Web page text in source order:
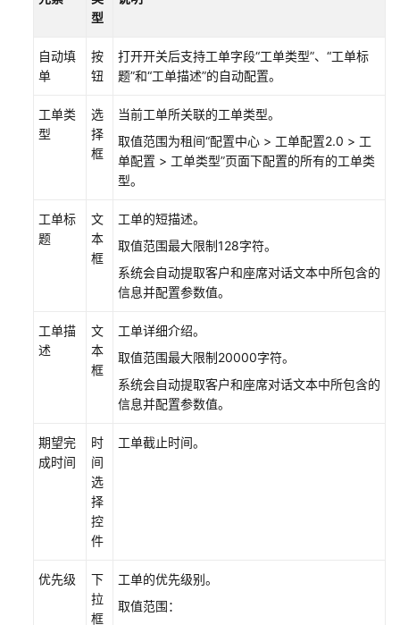
席
台
置
切
态
消
型
自动填
单
按
钮
打开开关后支持工单字段“工单类型”、“工单标
题”和“工单描述”的自动配置。
工单类
型
选
择
框
当前工单所关联的工单类型。
取值范围为租间“配置中心 > 工单配置2.0 > 工
单配置 > 工单类型”页面下配置的所有的工单类
型。
工单标
题
文
本
框
工单的短描述。
取值范围最大限制128字符。
系统会自动提取客户和座席对话文本中所包含的
信息并配置参数值。
工单描
述
文
本
框
工单详细介绍。
取值范围最大限制20000字符。
系统会自动提取客户和座席对话文本中所包含的
信息并配置参数值。
期望完
成时间
时
间
选
择
控
件
工单截止时间。
优先级
下
拉
框
工单的优先级别。
取值范围：